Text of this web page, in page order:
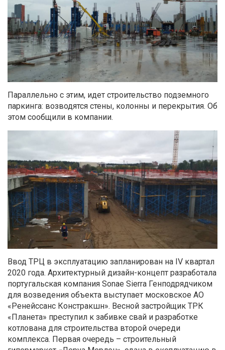
Параллельно с этим, идет строительство подземного
паркинга: возводятся стены, колонны и перекрытия. Об
этом сообщили в компании.
Ввод ТРЦ в эксплуатацию запланирован на IV квартал
2020 года. Архитектурный дизайн-концепт разработала
португальская компания Sonae Sierra Генподрядчиком
для возведения объекта выступает московское АО
«Ренейссанс Констракшн». Весной застройщик ТРК
«Планета» преступил к забивке свай и разработке
котлована для строительства второй очереди
комплекса. Первая очередь – строительный